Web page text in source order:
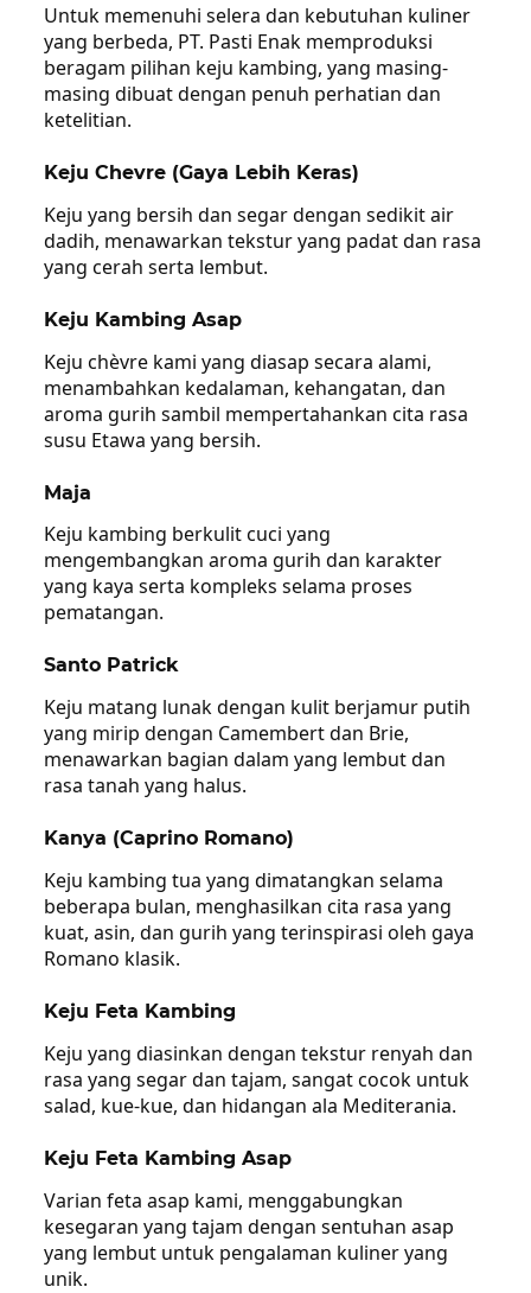
Untuk memenuhi selera dan kebutuhan kuliner
yang berbeda, PT. Pasti Enak memproduksi
beragam pilihan keju kambing, yang masing-
masing dibuat dengan penuh perhatian dan
ketelitian.
Keju Chevre (Gaya Lebih Keras)
Keju yang bersih dan segar dengan sedikit air
dadih, menawarkan tekstur yang padat dan rasa
yang cerah serta lembut.
Keju Kambing Asap
Keju chèvre kami yang diasap secara alami,
menambahkan kedalaman, kehangatan, dan
aroma gurih sambil mempertahankan cita rasa
susu Etawa yang bersih.
Maja
Keju kambing berkulit cuci yang
mengembangkan aroma gurih dan karakter
yang kaya serta kompleks selama proses
pematangan.
Santo Patrick
Keju matang lunak dengan kulit berjamur putih
yang mirip dengan Camembert dan Brie,
menawarkan bagian dalam yang lembut dan
rasa tanah yang halus.
Kanya (Caprino Romano)
Keju kambing tua yang dimatangkan selama
beberapa bulan, menghasilkan cita rasa yang
kuat, asin, dan gurih yang terinspirasi oleh gaya
Romano klasik.
Keju Feta Kambing
Keju yang diasinkan dengan tekstur renyah dan
rasa yang segar dan tajam, sangat cocok untuk
salad, kue-kue, dan hidangan ala Mediterania.
Keju Feta Kambing Asap
Varian feta asap kami, menggabungkan
kesegaran yang tajam dengan sentuhan asap
yang lembut untuk pengalaman kuliner yang
unik.